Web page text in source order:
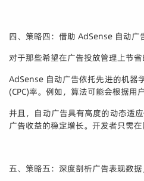
四、策略四：借助 AdSense 自动广
对于那些希望在广告投放管理上节
AdSense 自动广告依托先进的机器
(CPC)率。例如，算法可能会根据
并且，自动广告具有高度的动态适
广告收益的稳定增长。开发者只需
五、策略五：深度剖析广告表现数